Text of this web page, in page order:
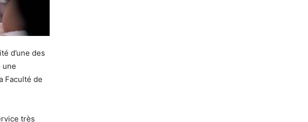
d’une des
une
Faculté de
très